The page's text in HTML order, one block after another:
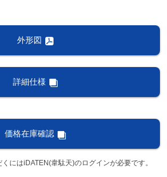
外形図
詳細仕様
価格在庫確認
にはiDATEN(韋駄天)のログインが必要です。